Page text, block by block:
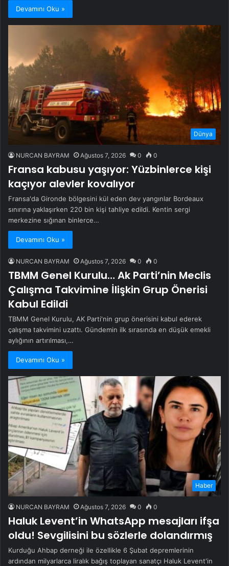
Devamını Oku »
Dünya
NURCAN BAYRAM Ağustos 7, 2026 0 0
Fransa kabusu yaşıyor: Yüzbinlerce kişi
kaçıyor alevler kovalıyor
Fransa'da Gironde bölgesini kül eden dev yangınlar Bordeaux
sınırına yaklaşırken 220 bin kişi tahliye edildi. Kentin sergi
merkezine sığınan binlerce…
Devamını Oku »
NURCAN BAYRAM Ağustos 7, 2026 0 0
TBMM Genel Kurulu… Ak Parti’nin Meclis
Çalışma Takvimine İlişkin Grup Önerisi
Kabul Edildi
TBMM Genel Kurulu, AK Parti'nin grup önerisini kabul ederek
çalışma takvimini uzattı. Gündemin ilk sırasında en düşük emekli
aylığının artırılması,…
Devamını Oku »
Haber
NURCAN BAYRAM Ağustos 7, 2026 0 0
Haluk Levent’in WhatsApp mesajları ifşa
oldu! Sevgilisini bu sözlerle dolandırmış
Kurduğu Ahbap derneği ile özellikle 6 Şubat depremlerinin
ardından milyarlarca liralık bağış toplayan sanatçı Haluk Levent'in